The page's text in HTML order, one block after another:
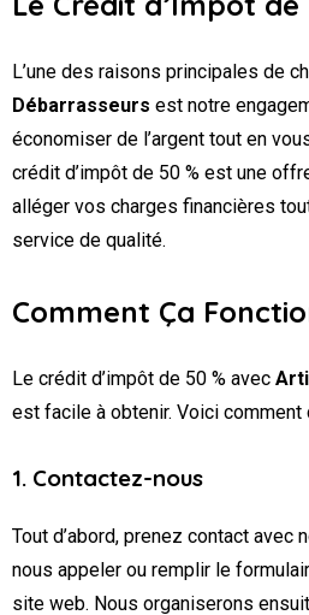
L’une des raisons principales de
Débarrasseurs est notre
économiser de l’argent tout en
crédit d’impôt de 50 % est une
alléger vos charges financières
service de qualité.
Comment Ça
Le crédit d’impôt de 50 % avec
est facile à obtenir. Voici comment
1. Contactez-nous
Tout d’abord, prenez contact avec
nous appeler ou remplir le
site web. Nous organiserons